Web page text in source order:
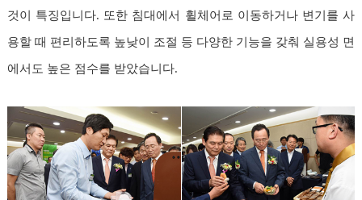
것이 특징입니다. 또한 침대에서 휠체어로 이동하거나 변기를 사
용할 때 편리하도록 높낮이 조절 등 다양한 기능을 갖춰 실용성 면
에서도 높은 점수를 받았습니다.